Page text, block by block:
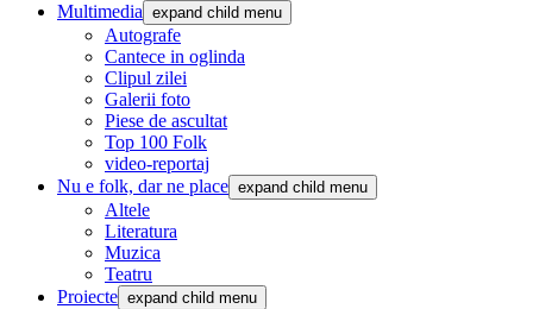
Multimedia expand child menu
Autografe
Cantece in oglinda
Clipul zilei
Galerii foto
Piese de ascultat
Top 100 Folk
video-reportaj
Nu e folk, dar ne place expand child menu
Altele
Literatura
Muzica
Teatru
Proiecte expand child menu